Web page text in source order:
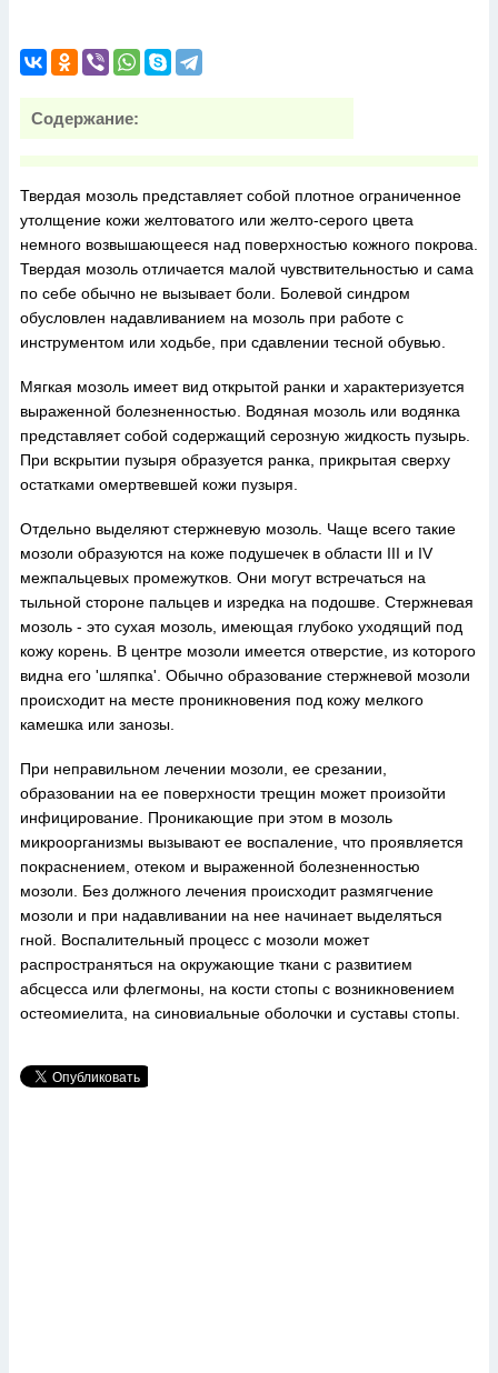
Содержание:
Твердая мозоль представляет собой плотное ограниченное
утолщение кожи желтоватого или желто-серого цвета
немного возвышающееся над поверхностью кожного покрова.
Твердая мозоль отличается малой чувствительностью и сама
по себе обычно не вызывает боли. Болевой синдром
обусловлен надавливанием на мозоль при работе с
инструментом или ходьбе, при сдавлении тесной обувью.
Мягкая мозоль имеет вид открытой ранки и характеризуется
выраженной болезненностью. Водяная мозоль или водянка
представляет собой содержащий серозную жидкость пузырь.
При вскрытии пузыря образуется ранка, прикрытая сверху
остатками омертвевшей кожи пузыря.
Отдельно выделяют стержневую мозоль. Чаще всего такие
мозоли образуются на коже подушечек в области III и IV
межпальцевых промежутков. Они могут встречаться на
тыльной стороне пальцев и изредка на подошве. Стержневая
мозоль - это сухая мозоль, имеющая глубоко уходящий под
кожу корень. В центре мозоли имеется отверстие, из которого
видна его 'шляпка'. Обычно образование стержневой мозоли
происходит на месте проникновения под кожу мелкого
камешка или занозы.
При неправильном лечении мозоли, ее срезании,
образовании на ее поверхности трещин может произойти
инфицирование. Проникающие при этом в мозоль
микроорганизмы вызывают ее воспаление, что проявляется
покраснением, отеком и выраженной болезненностью
мозоли. Без должного лечения происходит размягчение
мозоли и при надавливании на нее начинает выделяться
гной. Воспалительный процесс с мозоли может
распространяться на окружающие ткани с развитием
абсцесса или флегмоны, на кости стопы с возникновением
остеомиелита, на синовиальные оболочки и суставы стопы.